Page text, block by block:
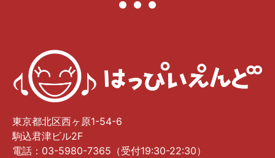
東京都北区西ヶ原1-54-6
駒込君津ビル2F
電話：03-5980-7365（受付19:30-22:30）